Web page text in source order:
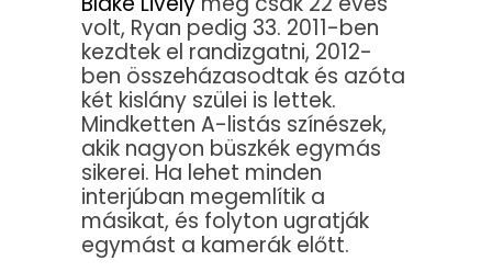
volt, Ryan pedig 33. 2011-ben
kezdtek el randizgatni, 2012-
ben összeházasodtak és azóta
két kislány szülei is lettek.
Mindketten A-listás színészek,
akik nagyon büszkék egymás
sikerei. Ha lehet minden
interjúban megemlítik a
másikat, és folyton ugratják
egymást a kamerák előtt.